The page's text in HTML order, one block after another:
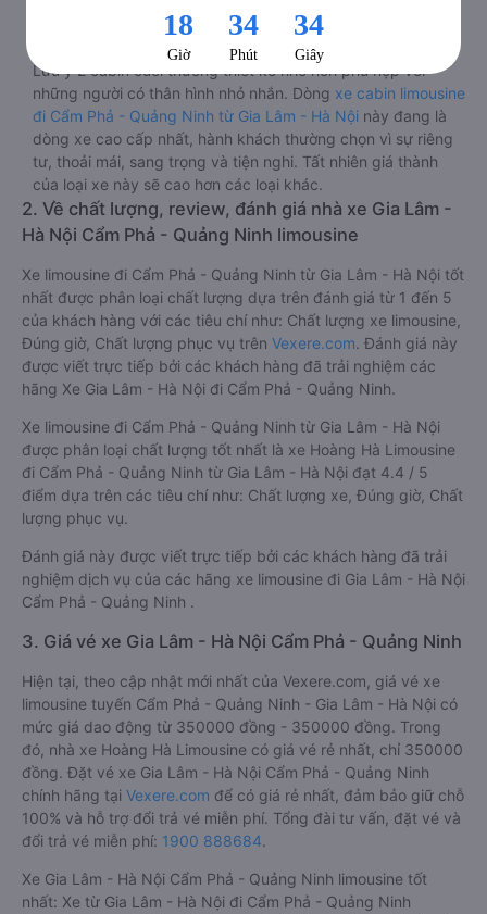
phục vụ hành khách giải trí trong chuyến đi từ Gia Lâm - Hà
Nội đến Cẩm Phả - Quảng Ninh.
Lưu ý 2 cabin cuối thường thiết kế nhỏ hơn phù hợp với
những người có thân hình nhỏ nhắn. Dòng xe cabin limousine
đi Cẩm Phả - Quảng Ninh từ Gia Lâm - Hà Nội này đang là
dòng xe cao cấp nhất, hành khách thường chọn vì sự riêng
tư, thoải mái, sang trọng và tiện nghi. Tất nhiên giá thành
của loại xe này sẽ cao hơn các loại khác.
2. Về chất lượng, review, đánh giá nhà xe Gia Lâm -
Hà Nội Cẩm Phả - Quảng Ninh limousine
Xe limousine đi Cẩm Phả - Quảng Ninh từ Gia Lâm - Hà Nội tốt
nhất được phân loại chất lượng dựa trên đánh giá từ 1 đến 5
của khách hàng với các tiêu chí như: Chất lượng xe limousine,
Đúng giờ, Chất lượng phục vụ trên Vexere.com. Đánh giá này
được viết trực tiếp bởi các khách hàng đã trải nghiệm các
hãng Xe Gia Lâm - Hà Nội đi Cẩm Phả - Quảng Ninh.
Xe limousine đi Cẩm Phả - Quảng Ninh từ Gia Lâm - Hà Nội
được phân loại chất lượng tốt nhất là xe Hoàng Hà Limousine
đi Cẩm Phả - Quảng Ninh từ Gia Lâm - Hà Nội đạt 4.4 / 5
điểm dựa trên các tiêu chí như: Chất lượng xe, Đúng giờ, Chất
lượng phục vụ.
Đánh giá này được viết trực tiếp bởi các khách hàng đã trải
nghiệm dịch vụ của các hãng xe limousine đi Gia Lâm - Hà Nội
Cẩm Phả - Quảng Ninh .
3. Giá vé xe Gia Lâm - Hà Nội Cẩm Phả - Quảng Ninh
Hiện tại, theo cập nhật mới nhất của Vexere.com, giá vé xe
limousine tuyến Cẩm Phả - Quảng Ninh - Gia Lâm - Hà Nội có
mức giá dao động từ 350000 đồng - 350000 đồng. Trong
đó, nhà xe Hoàng Hà Limousine có giá vé rẻ nhất, chỉ 350000
đồng. Đặt vé xe Gia Lâm - Hà Nội Cẩm Phả - Quảng Ninh
chính hãng tại Vexere.com để có giá rẻ nhất, đảm bảo giữ chỗ
100% và hỗ trợ đổi trả vé miễn phí. Tổng đài tư vấn, đặt vé và
đổi trả vé miễn phí: 1900 888684.
Xe Gia Lâm - Hà Nội Cẩm Phả - Quảng Ninh limousine tốt
nhất: Xe từ Gia Lâm - Hà Nội đi Cẩm Phả - Quảng Ninh